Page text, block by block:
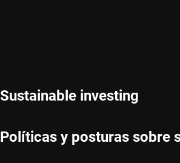
Sustainable investing
Políticas y posturas sobre